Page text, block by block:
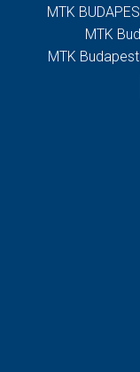
MTK
MTK
MTK